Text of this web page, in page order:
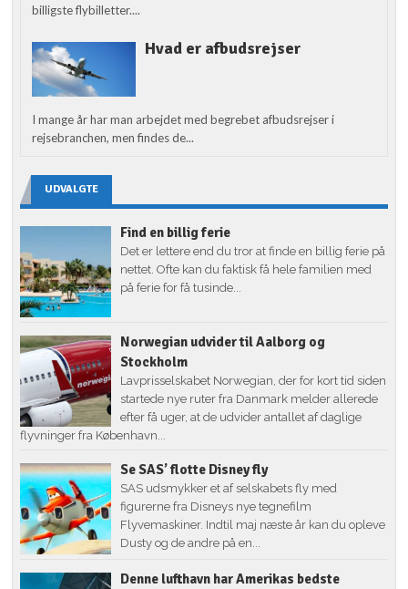
billigste flybilletter....
Hvad er afbudsrejser
I mange år har man arbejdet med begrebet afbudsrejser i
rejsebranchen, men findes de...
UDVALGTE
Find en billig ferie
Det er lettere end du tror at finde en billig ferie på
nettet. Ofte kan du faktisk få hele familien med
på ferie for få tusinde...
Norwegian udvider til Aalborg og
Stockholm
Lavprisselskabet Norwegian, der for kort tid siden
startede nye ruter fra Danmark melder allerede
efter få uger, at de udvider antallet af daglige
flyvninger fra København...
Se SAS’ flotte Disney fly
SAS udsmykker et af selskabets fly med
figurerne fra Disneys nye tegnefilm
Flyvemaskiner. Indtil maj næste år kan du opleve
Dusty og de andre på en...
Denne lufthavn har Amerikas bedste